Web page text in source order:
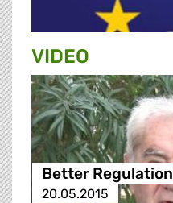
VIDEO
Better Regulation
20.05.2015